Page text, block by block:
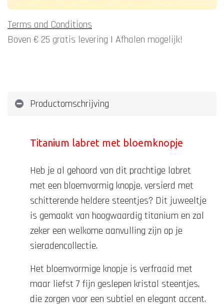
Terms and Conditions
Boven € 25 gratis levering | Afhalen mogelijk!
Productomschrijving
Titanium labret met bloemknopje
Heb je al gehoord van dit prachtige labret
met een bloemvormig knopje, versierd met
schitterende heldere steentjes? Dit juweeltje
is gemaakt van hoogwaardig titanium en zal
zeker een welkome aanvulling zijn op je
sieradencollectie.
Het bloemvormige knopje is verfraaid met
maar liefst 7 fijn geslepen kristal steentjes,
die zorgen voor een subtiel en elegant accent.